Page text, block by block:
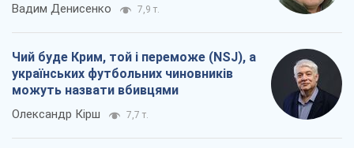
Вадим Денисенко 7,9 т.
Чий буде Крим, той і переможе (NSJ), а
українських футбольних чиновників
можуть назвати вбивцями
Олександр Кірш 7,7 т.